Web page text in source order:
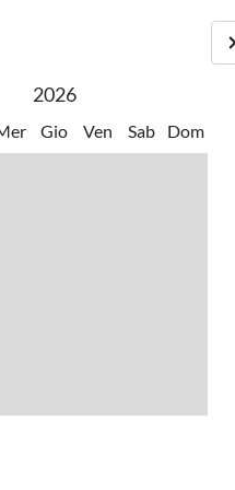
al momento della prenotazione.
2026
Gio Ven Sab Dom